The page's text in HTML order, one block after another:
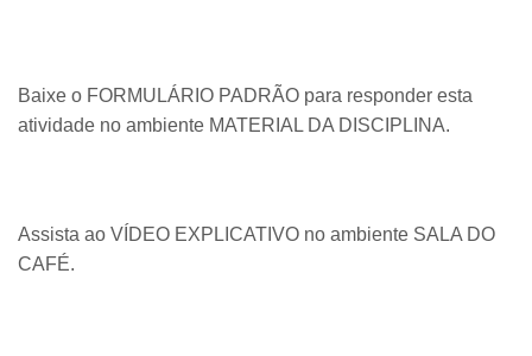
Baixe o FORMULÁRIO PADRÃO para responder esta
atividade no ambiente MATERIAL DA DISCIPLINA.
Assista ao VÍDEO EXPLICATIVO no ambiente SALA DO
CAFÉ.